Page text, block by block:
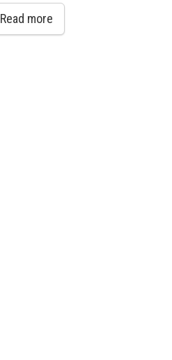
Read more